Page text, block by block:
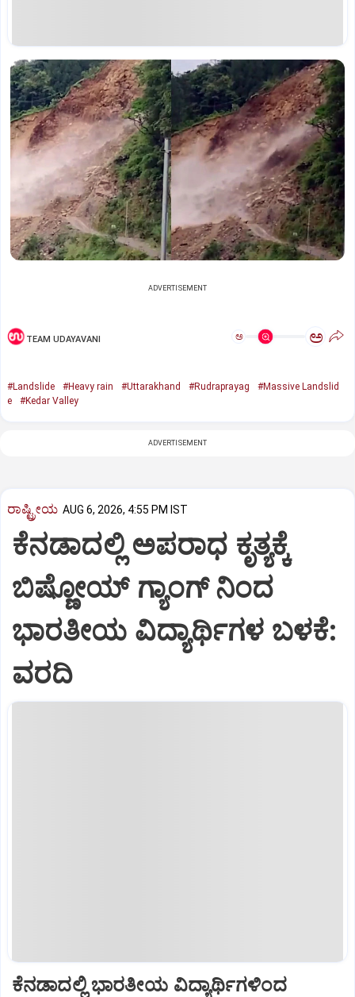
ADVERTISEMENT
TEAM UDAYAVANI ಅ ಅ
#Landslide #Heavy rain #Uttarakhand #Rudraprayag
#Massive Landslid
e
#Kedar Valley
ADVERTISEMENT
ರಾಷ್ಟ್ರೀಯ AUG 6, 2026, 4:55 PM IST
ಕೆನಡಾದಲ್ಲಿ ಅಪರಾಧ ಕೃತ್ಯಕ್ಕೆ
ಬಿಷ್ಣೋಯ್ ಗ್ಯಾಂಗ್ ನಿಂದ
ಭಾರತೀಯ ವಿದ್ಯಾರ್ಥಿಗಳ ಬಳಕೆ:
ವರದಿ
ಕೆನಡಾದಲ್ಲಿ ಭಾರತೀಯ ವಿದ್ಯಾರ್ಥಿಗಳಿಂದ